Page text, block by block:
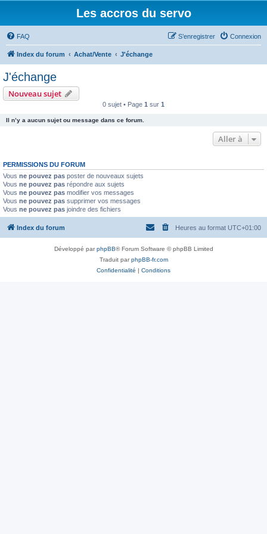
Les accros du servo
FAQ Connexion
S’enregistrer
Index du forum Achat/Vente J'échange
J'échange
Nouveau sujet
0 sujet • Page 1 sur 1
Il n’y a aucun sujet ou message dans ce forum.
Aller à
PERMISSIONS DU FORUM
Vous ne pouvez pas poster de nouveaux sujets
Vous ne pouvez pas répondre aux sujets
Vous ne pouvez pas modifier vos messages
Vous ne pouvez pas supprimer vos messages
Vous ne pouvez pas joindre des fichiers
Index du forum Heures au format UTC+01:00
Développé parphpBB® Forum Software © phpBB Limited
Traduit parphpBB-fr.com
Confidentialité | Conditions